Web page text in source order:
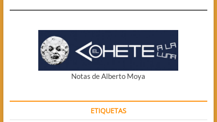
Notas de Alberto Moya
ETIQUETAS